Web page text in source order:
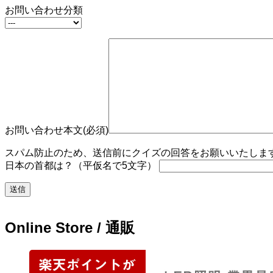
お問い合わせ分類
お問い合わせ本文(必須)
スパム防止のため、送信前にクイズの回答をお願いいたしま
日本の首都は？（平仮名で5文字）
Online Store / 通販